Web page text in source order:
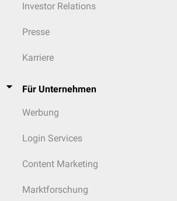
Investor Relations
Presse
Karriere
Für Unternehmen
Werbung
Login Services
Content Marketing
Marktforschung